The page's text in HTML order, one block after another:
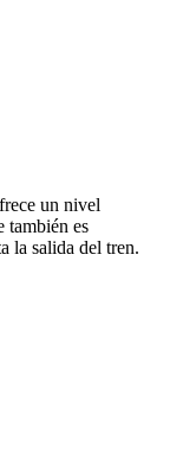
un nivel
también es
la salida del tren.